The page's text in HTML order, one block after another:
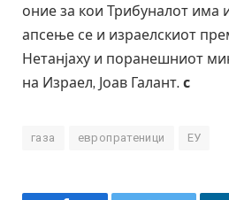
оние за кои Трибуналот има
апсење се и израелскиот
Нетанјаху и поранешниот
на Израел, Јоав Галант. с
газа европратеници ЕУ